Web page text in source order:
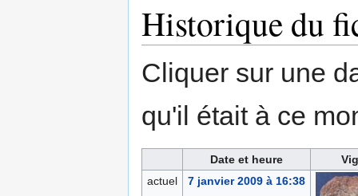
Historique du
Cliquer sur une
qu'il était à ce
Date et heure
actuel
7 janvier 2009 à 16:38